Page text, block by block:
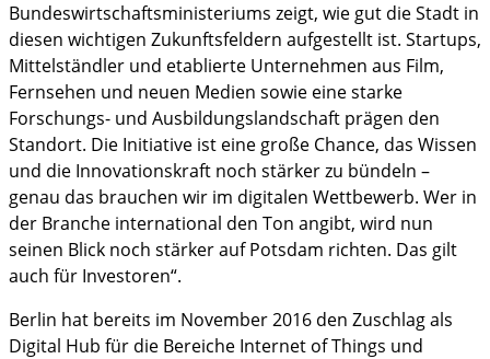
Bundeswirtschaftsministeriums zeigt, wie gut die Stadt in
diesen wichtigen Zukunftsfeldern aufgestellt ist. Startups,
Mittelständler und etablierte Unternehmen aus Film,
Fernsehen und neuen Medien sowie eine starke
Forschungs- und Ausbildungslandschaft prägen den
Standort. Die Initiative ist eine große Chance, das Wissen
und die Innovationskraft noch stärker zu bündeln –
genau das brauchen wir im digitalen Wettbewerb. Wer in
der Branche international den Ton angibt, wird nun
seinen Blick noch stärker auf Potsdam richten. Das gilt
auch für Investoren“.
Berlin hat bereits im November 2016 den Zuschlag als
Digital Hub für die Bereiche Internet of Things und